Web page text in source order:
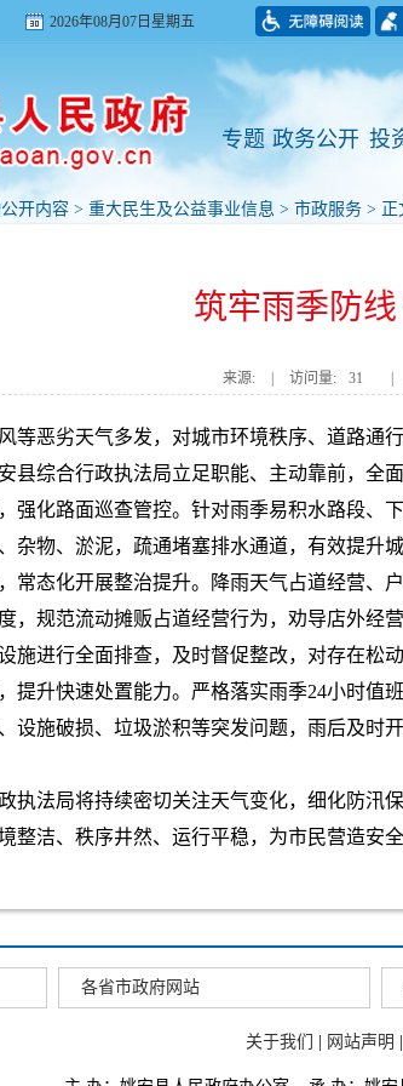
2026年08月07日星期五
专题 政务公开 投
开内容 > 重大民生及公益事业信息 > 市政服务 > 正
筑牢雨季防
来源: 访问量: 31
等恶劣天气多发，对城市环境秩序、道路通
县综合行政执法局立足职能、主动靠前，全
强化路面巡查管控。针对雨季易积水路段、
杂物、淤泥，疏通堵塞排水通道，有效提升
常态化开展整治提升。降雨天气占道经营、
，规范流动摊贩占道经营行为，劝导店外经
施进行全面排查，及时督促整改，对存在松
提升快速处置能力。严格落实雨季24小时
设施破损、垃圾淤积等突发问题，雨后及
执法局将持续密切关注天气变化，细化防汛
整洁、秩序井然、运行平稳，为市民营造安
各省市政府网站
关于我们 网站声明